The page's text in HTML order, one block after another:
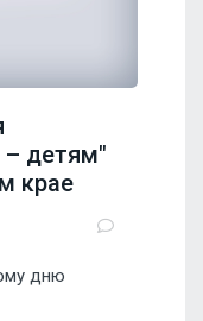
детям"
крае
дню